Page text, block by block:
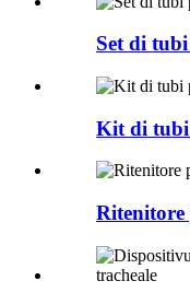
Set di
Kit di tubi
Ritenitore